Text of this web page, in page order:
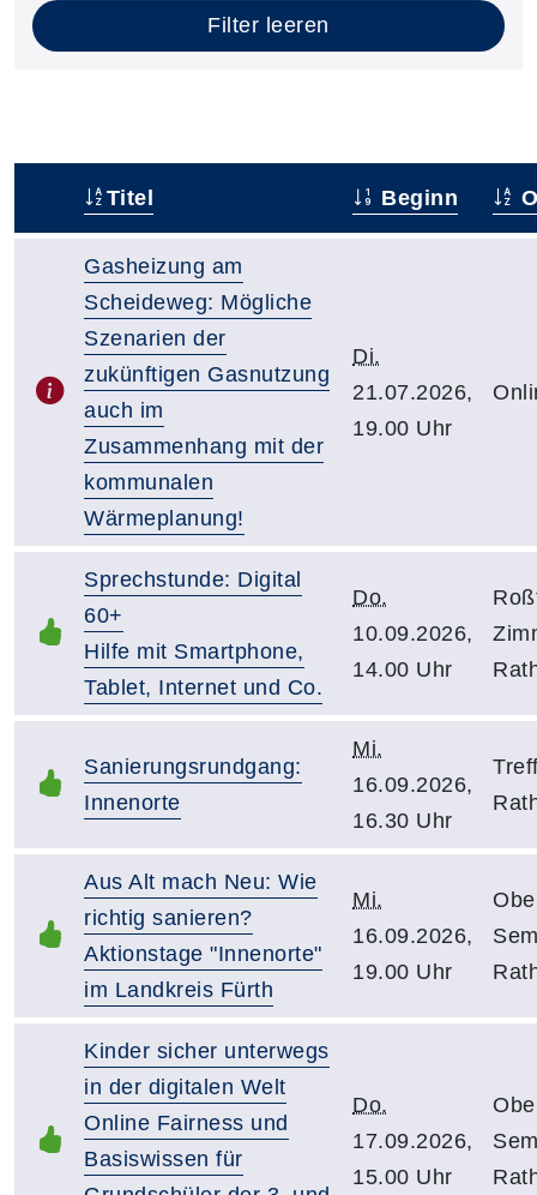
Filter leeren
Titel Beginn
Gasheizung am
Scheideweg: Mögliche
Szenarien der
zukünftigen Gasnutzung
auch im
Zusammenhang mit der
kommunalen
Wärmeplanung!
Di.
21.07.2026,
19.00 Uhr
Sprechstunde: Digital
60+
Hilfe mit Smartphone,
Tablet, Internet und Co.
Do.
10.09.2026,
14.00 Uhr
Sanierungsrundgang:
Innenorte
Mi.
16.09.2026,
16.30 Uhr
Aus Alt mach Neu: Wie
richtig sanieren?
Aktionstage "Innenorte"
im Landkreis Fürth
Mi.
16.09.2026,
19.00 Uhr
Kinder sicher unterwegs
in der digitalen Welt
Online Fairness und
Basiswissen für
Do.
17.09.2026,
15.00 Uhr